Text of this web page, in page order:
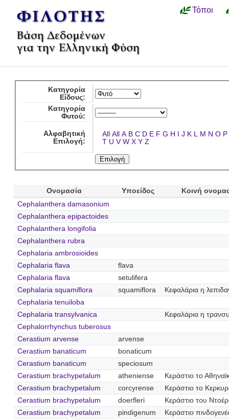
Τόποι
Κατηγορία
Είδους:
Κατηγορία
Φυτού:
Αλφαβητική
Επιλογή:
All All A B C D E F G H I J K L M N O P
T U V W X Y Z
Ονομασία Υποείδος
Κοινή
Cephalanthera damasonium
Cephalanthera epipactoides
Cephalanthera longifolia
Cephalanthera rubra
Cephalaria ambrosioides
Cephalaria flava
flava
Cephalaria flava
setulifera
Cephalaria squamiflora
squamiflora
Κεφαλάρια η
Cephalaria tenuiloba
Cephalaria transylvanica
Κεφαλάρια η
Cephalorrhynchus tuberosus
Cerastium arvense
arvense
Cerastium banaticum
bonaticum
Cerastium banaticum
speciosum
Cerastium brachypetalum
atheniense
Κεράστιο το
Cerastium brachypetalum
corcyrense
Κεράστιο το
Cerastium brachypetalum
doerfleri
Κεράστιο του
Cerastium brachypetalum
pindigenum
Κεράστιο